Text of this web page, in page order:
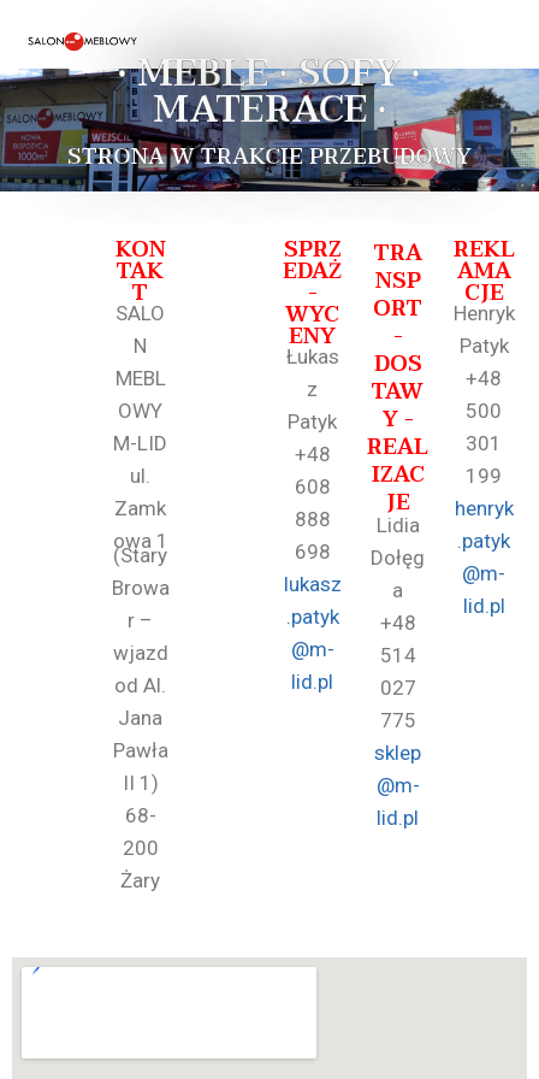
• MEBLE • SOFY •
MATERACE •
STRONA W TRAKCIE PRZEBUDOWY
KON
TAK
T
SALO
N
MEBL
OWY
M-LID
ul.
Zamk
owa 1
(Stary
Browa
r –
wjazd
od Al.
Jana
Pawła
II 1)
68-
200
Żary
SPRZ
EDAŻ
-
WYC
ENY
Łukas
z
Patyk
+48
608
888
698
lukasz
.patyk
@m-
lid.pl
TRA
NSP
ORT
-
DOS
TAW
Y -
REAL
IZAC
JE
Lidia
Dołęg
a
+48
514
027
775
sklep
@m-
lid.pl
REKL
AMA
CJE
Henryk
Patyk
+48
500
301
199
henryk
.patyk
@m-
lid.pl